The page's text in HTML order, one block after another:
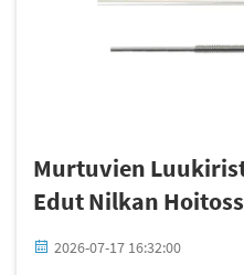
Murtuvien
Edut Nilkan
2026-07-17 16:32:00